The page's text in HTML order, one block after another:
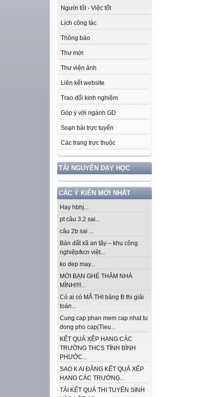
Người tốt - Việc tốt
Lịch công tác
Thông báo
Thư mời
Thư viện ảnh
Liên kết website
Trao đổi kinh nghiệm
Góp ý với ngành GD
Soạn bài trực tuyến
Các trang trực thuộc
TÀI NGUYÊN DẠY HỌC
CÁC Ý KIẾN MỚI NHẤT
Hay hbhj...
pt câu 3.2 sai...
câu 2b sai ...
Bán đất xã an tây – khu công
nghiệp/kcn việt...
ko dep may...
MỜI BẠN GHÉ THĂM NHÀ
MÌNH!!!!...
Có ai có MÃ THI bảng B thi giải
toán...
Cung cap phan mem cap nhat tu
dong pho cap(Tieu...
KẾT QUẢ XẾP HẠNG CÁC
TRƯỜNG THCS TỈNH BÌNH
PHƯỚC...
SAO K AI ĐĂNG KẾT QUẢ XẾP
HẠNG CÁC TRƯỜNG...
TẢI KẾT QUẢ THI TUYỂN SINH